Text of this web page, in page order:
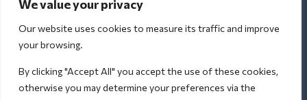
We value your privacy
Our website uses cookies to measure its traffic and improve
your browsing.
By clicking "Accept All" you accept the use of these cookies,
otherwise you may determine your preferences via the
support@deliverback.com
Για Αεροδρόμια: